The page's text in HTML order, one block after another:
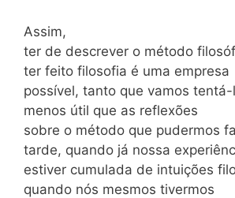
Assim,
ter de descrever o método
ter feito filosofia é uma empresa
possível, tanto que vamos
menos útil que as reflexões
sobre o método que pudermos
tarde, quando já nossa
estiver cumulada de intuições
quando nós mesmos tivermos